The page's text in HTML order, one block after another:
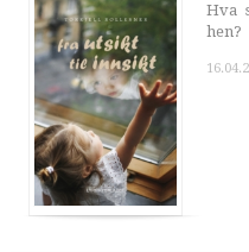
Hva
hen?